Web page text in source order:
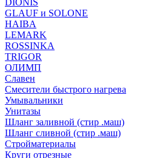
DIONIS
GLAUF и SOLONE
HAIBA
LEMARK
ROSSINKA
TRIGOR
ОЛИМП
Славен
Смесители быстрого нагрева
Умывальники
Унитазы
Шланг заливной (стир .маш)
Шланг сливной (стир .маш)
Стройматериалы
Круги отрезные